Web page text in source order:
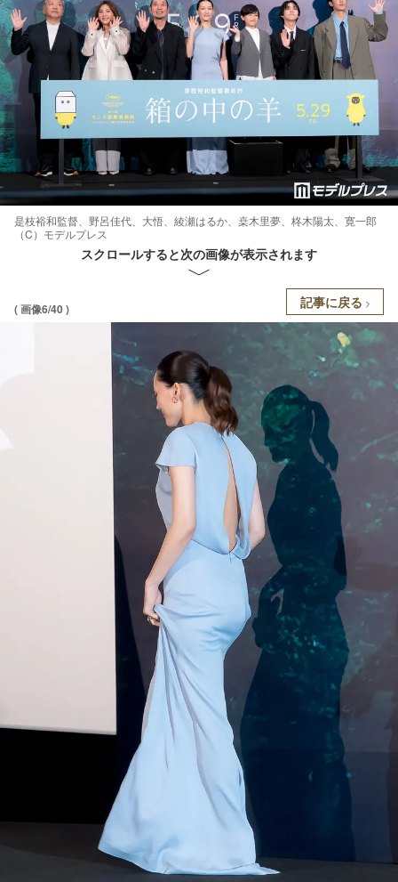
是枝裕和監督、野呂佳代、大悟、綾瀬はるか、桒木里夢、柊木陽太、寛一郎
（C）モデルプレス
スクロールすると次の画像が表示されます
( 画像6/40 ) 記事に戻る